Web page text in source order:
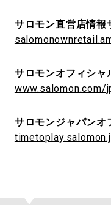
サロモン直営店情報
サロモンオフィシャ
www.salomon.com/
サロモンジャパンオ